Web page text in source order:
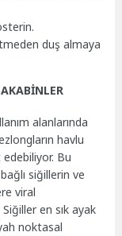
duş almaya
alanlarında
havlu
edebiliyor. Bu
siğillerin ve
viral
en sık ayak
noktasal